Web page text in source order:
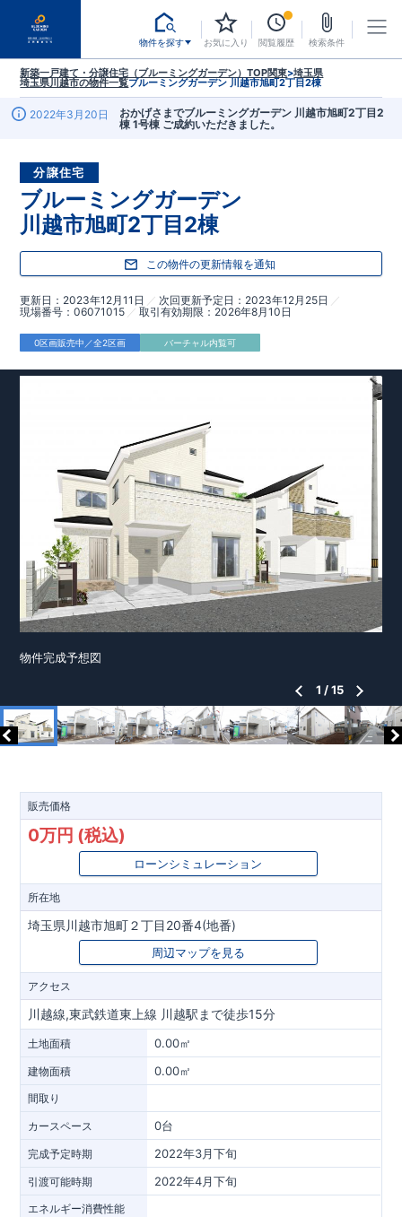
物件を探す お気に入り 閲覧履歴 検索条件
新築一戸建て・分譲住宅（ブルーミングガーデン）TOP関東>埼玉県
埼玉県川越市の物件一覧ブルーミングガーデン 川越市旭町2丁目2棟
2022年3月20日
おかげさまでブルーミングガーデン 川越市旭町2丁目2
棟 1号棟 ご成約いただきました。
分譲住宅
ブルーミングガーデン
川越市旭町2丁目2棟
この物件の更新情報を通知
更新日 2023年12月11日 次回更新予定日
2023年12月25日
現場番号
06071015 取引有効期限 2026年8月10日
0区画販売中／全2区画 バーチャル内覧可
販売価格
0万円 (税込)
ローンシミュレーション
所在地
埼玉県川越市旭町２丁目20番4(地番)
周辺マップを見る
アクセス
川越線,東武鉄道東上線 川越駅まで徒歩15分
土地面積 0.00㎡
建物面積 0.00㎡
間取り
カースペース 0台
完成予定時期 2022年3月下旬
引渡可能時期 2022年4月下旬
エネルギー消費性能
物件完成予想図
1 /15